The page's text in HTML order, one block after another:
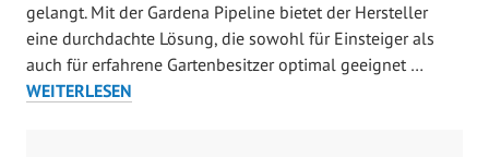
ä
z
3
gelangt. Mit der Gardena Pipeline bietet der Hersteller
eine durchdachte Lösung, die sowohl für Einsteiger als
auch für erfahrene Gartenbesitzer optimal geeignet …
WEITERLESEN